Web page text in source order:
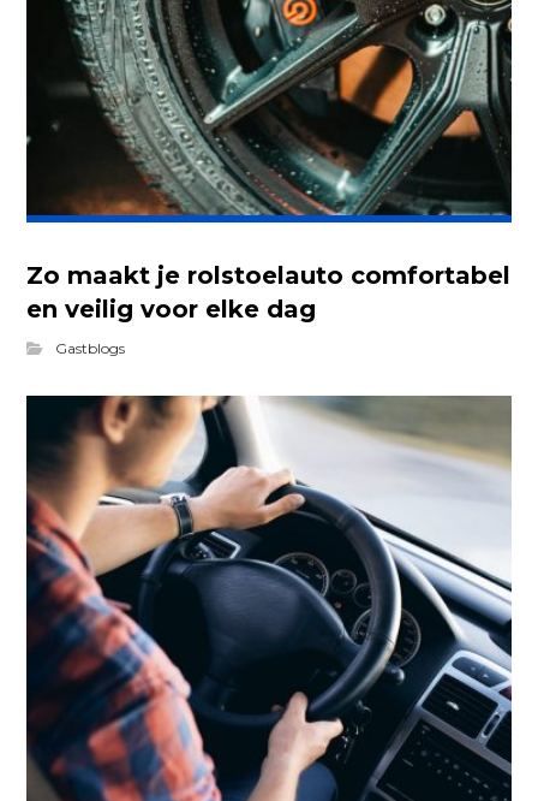
Zo maakt je rolstoelauto comfortabel
en veilig voor elke dag
Gastblogs